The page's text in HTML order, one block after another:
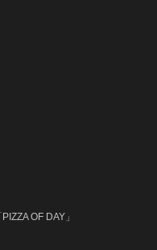
PIZZA OF DAY 」